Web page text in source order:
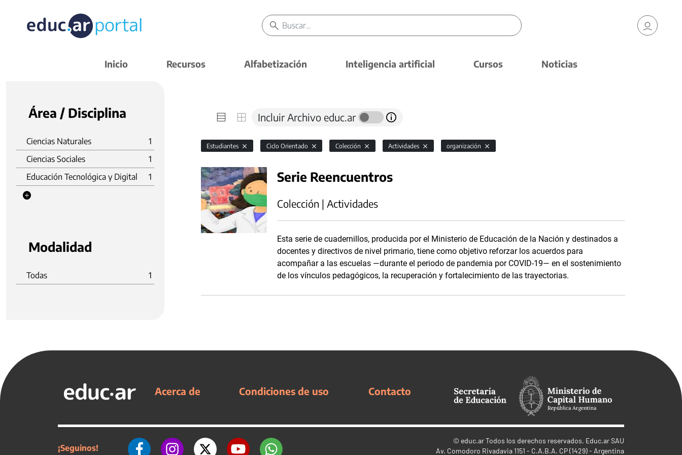
Inicio Recursos Alfabetización Inteligencia artificial Cursos Noticias
Área / Disciplina
Ciencias Naturales
1
Ciencias Sociales
1
Educación Tecnológica y Digital
1
Modalidad
Todas 1
Incluir Archivo educ.ar
Estudiantes Ciclo Orientado Colección Actividades organización
Serie Reencuentros
Colección | Actividades
Esta serie de cuadernillos, producida por el Ministerio de Educación de la Nación y destinados a
docentes y directivos de nivel primario, tiene como objetivo reforzar los acuerdos para
acompañar a las escuelas —durante el periodo de pandemia por COVID-19— en el sostenimiento
de los vínculos pedagógicos, la recuperación y fortalecimiento de las trayectorias.
Acerca de Condiciones de uso Contacto
¡Seguinos!
© educ.arTodos los derechos reservados. Educ.ar SAU
Av. Comodoro Rivadavia 1151 - C.A.B.A. CP (1429) - Argentina